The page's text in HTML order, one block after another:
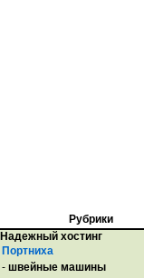
Рубрики
Надежный хостинг
Портниха
- швейные машины